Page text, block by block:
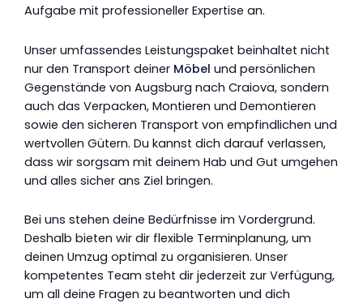
Aufgabe mit professioneller Expertise an.
Unser umfassendes Leistungspaket beinhaltet nicht
nur den Transport deiner Möbel und persönlichen
Gegenstände von Augsburg nach Craiova, sondern
auch das Verpacken, Montieren und Demontieren
sowie den sicheren Transport von empfindlichen und
wertvollen Gütern. Du kannst dich darauf verlassen,
dass wir sorgsam mit deinem Hab und Gut umgehen
und alles sicher ans Ziel bringen.
Bei uns stehen deine Bedürfnisse im Vordergrund.
Deshalb bieten wir dir flexible Terminplanung, um
deinen Umzug optimal zu organisieren. Unser
kompetentes Team steht dir jederzeit zur Verfügung,
um all deine Fragen zu beantworten und dich